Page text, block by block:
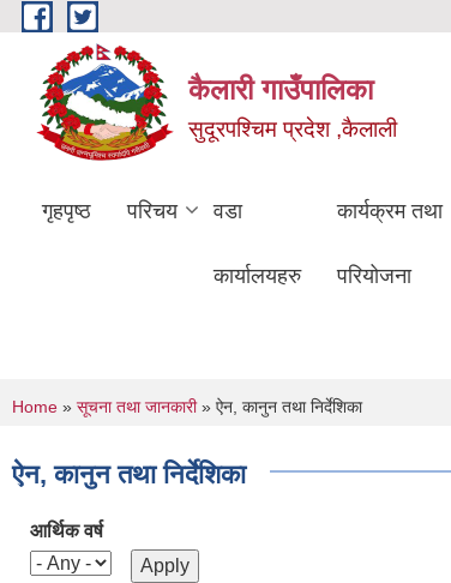
Skip to main content
कैलारी गाउँपालिका
सुदूरपश्चिम प्रदेश ,कैलाली
गृहपृष्ठ परिचय वडा
कार्यालयहरु
कार्यक्रम तथा
परियोजना
You are here
Home » सूचना तथा जानकारी» ऐन, कानुन तथा निर्देशिका
ऐन, कानुन तथा निर्देशिका
आर्थिक वर्ष